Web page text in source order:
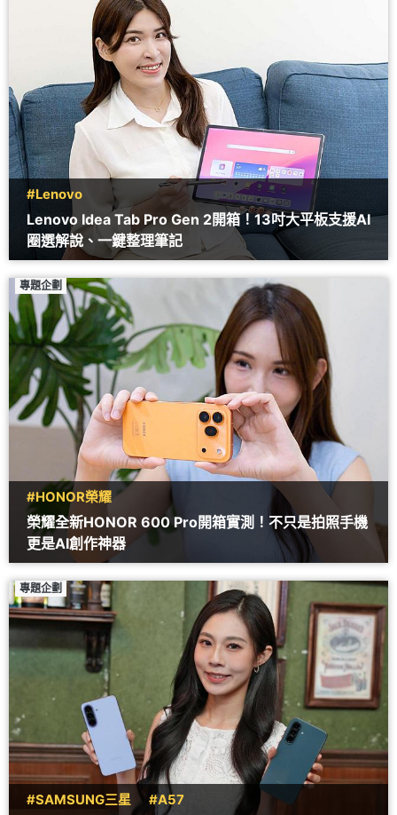
#Lenovo
Lenovo Idea Tab Pro Gen 2開箱！13吋大平板支援AI
圈選解說、一鍵整理筆記
專題企劃
#HONOR榮耀
榮耀全新HONOR 600 Pro開箱實測！不只是拍照手機
更是AI創作神器
專題企劃
#SAMSUNG三星 #A57